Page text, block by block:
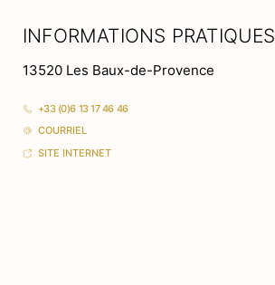
INFORMATIONS PRATIQUES
13520 Les Baux-de-Provence
+33 (0)6 13 17 46 46
COURRIEL
SITE INTERNET